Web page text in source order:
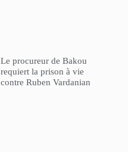
Le procureur de Bakou
requiert la prison à vie
contre Ruben Vardanian